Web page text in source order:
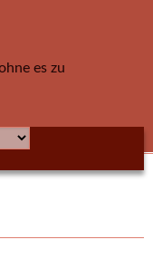
es zu